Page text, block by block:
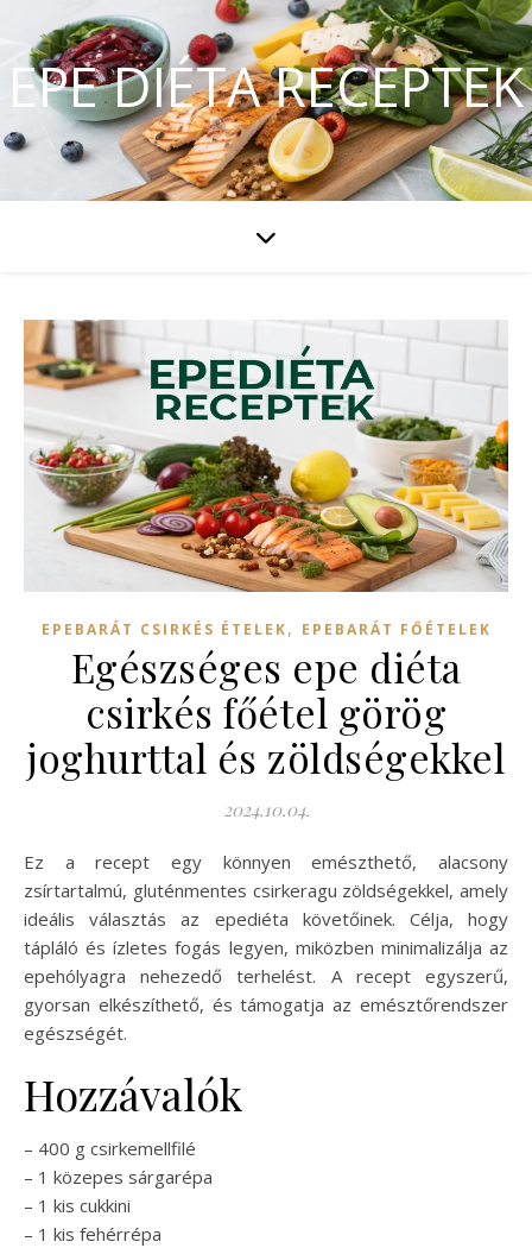
EPE DIÉTA RECEPTEK
EPEBARÁT CSIRKÉS ÉTELEK, EPEBARÁT FŐÉTELEK
Egészséges epe diéta
csirkés főétel görög
joghurttal és zöldségekkel
2024.10.04.
Ez a recept egy könnyen emészthető, alacsony
zsírtartalmú, gluténmentes csirkeragu zöldségekkel, amely
ideális választás az epediéta követőinek. Célja, hogy
tápláló és ízletes fogás legyen, miközben minimalizálja az
epehólyagra nehezedő terhelést. A recept egyszerű,
gyorsan elkészíthető, és támogatja az emésztőrendszer
egészségét.
Hozzávalók
– 400 g csirkemellfilé
– 1 közepes sárgarépa
– 1 kis cukkini
– 1 kis fehérrépa